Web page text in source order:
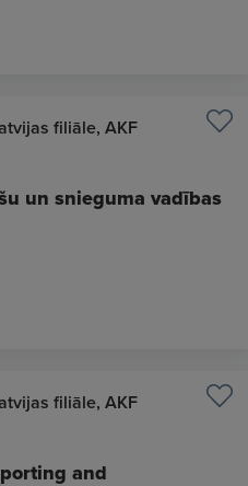
filiāle, AKF
un snieguma vadības
filiāle, AKF
and